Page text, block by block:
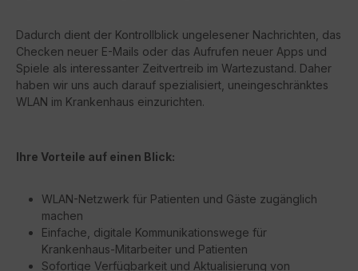
Dadurch dient der Kontrollblick ungelesener Nachrichten, das
Checken neuer E-Mails oder das Aufrufen neuer Apps und
Spiele als interessanter Zeitvertreib im Wartezustand. Daher
haben wir uns auch darauf spezialisiert, uneingeschränktes
WLAN im Krankenhaus einzurichten.
Ihre Vorteile auf einen Blick:
WLAN-Netzwerk für Patienten und Gäste zugänglich
machen
Einfache, digitale Kommunikationswege für
Krankenhaus-Mitarbeiter und Patienten
Sofortige Verfügbarkeit und Aktualisierung von